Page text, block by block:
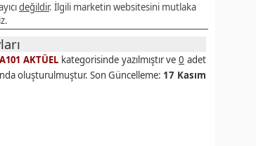
değildir. İlgili marketin websitesini mutlaka
A101 AKTÜEL kategorisinde yazılmıştır ve 0 adet
oluşturulmuştur. Son Güncelleme: 17 Kasım